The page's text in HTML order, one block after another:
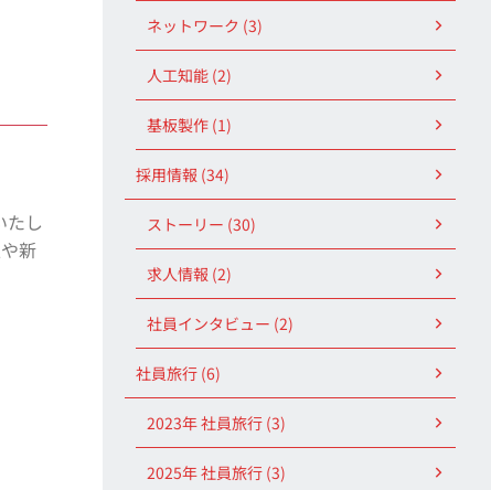
たし
新
ネットワーク (3)
人工知能 (2)
基板製作 (1)
採用情報 (34)
ストーリー (30)
求人情報 (2)
社員インタビュー (2)
社員旅行 (6)
2023年 社員旅行 (3)
2025年 社員旅行 (3)